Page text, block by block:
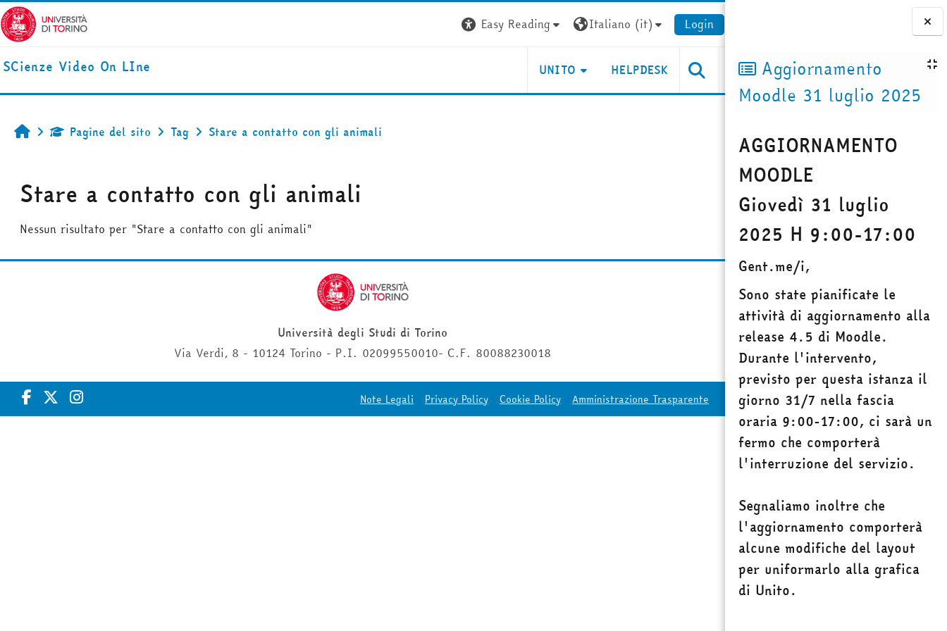
Vai al contenuto principale
Blocchi
Aggiornamento
Moodle 31 luglio 2025
AGGIORNAMENTO
MOODLE
Giovedì 31 luglio
2025 H 9:00-17:00
Gent.me/i,
Sono state pianificate le
attività di aggiornamento alla
release 4.5 di Moodle.
Durante l'intervento,
previsto per questa istanza il
giorno 31/7 nella fascia
oraria 9:00-17:00, ci sarà un
fermo che comporterà
l'interruzione del servizio.
Segnaliamo inoltre che
l'aggiornamento comporterà
alcune modifiche del layout
per uniformarlo alla grafica
di Unito.
Easy Reading Italiano ‎(it)‎ Login
SCienze Video On LIne UNITO HELPDESK
HomePagine del sito Tag Stare a contatto con gli animali
Stare a contatto con gli animali
Nessun risultato per "Stare a contatto con gli animali"
Università degli Studi di Torino
Via Verdi, 8 - 10124 Torino - P.I. 02099550010- C.F. 80088230018
Note Legali Privacy Policy Cookie Policy Amministrazione Trasparente